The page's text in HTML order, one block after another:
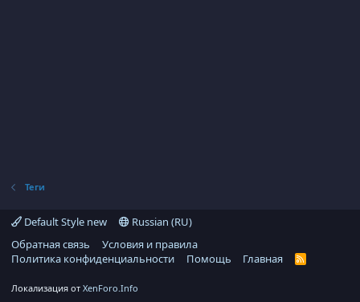
Теги
Default Style new
Russian (RU)
Обратная связь
Условия и правила
Политика конфиденциальности
Помощь Главная
R
Локализация от XenForo.Info